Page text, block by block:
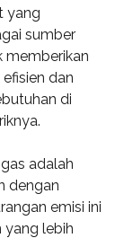
yang
sumber
memberikan
dan
di
adalah
dengan
emisi ini
yang lebih